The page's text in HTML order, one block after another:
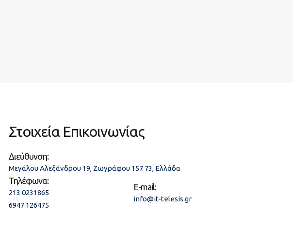
Στοιχεία Επικοινωνίας
Διεύθυνση:
Μεγάλου Αλεξάνδρου 19, Ζωγράφου 157 73, Ελλάδα
Τηλέφωνα:
213 0231865
6947 126475
E-mail:
info@it-telesis.gr